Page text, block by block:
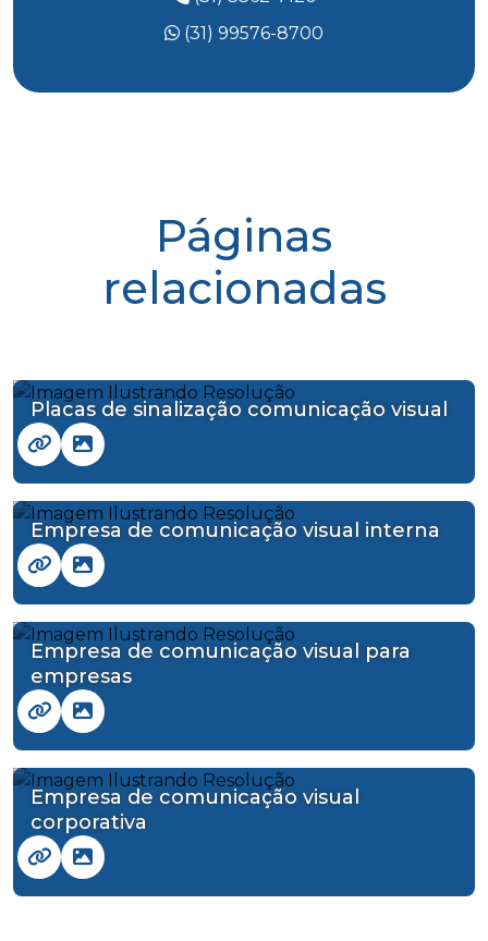
(31) 99576-8700
Páginas
relacionadas
Placas de sinalização comunicação visual
Empresa de comunicação visual interna
Empresa de comunicação visual para
empresas
Empresa de comunicação visual
corporativa